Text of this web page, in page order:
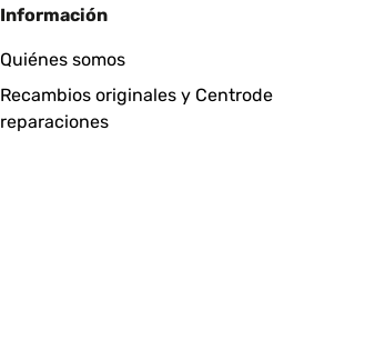
Información
Quiénes somos
Recambios originales y Centrode
reparaciones